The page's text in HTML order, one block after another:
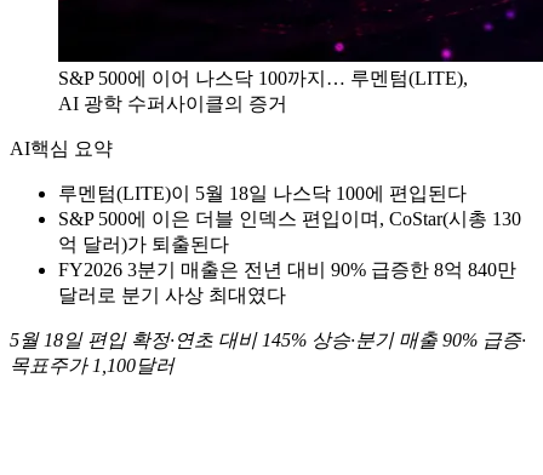
S&P 500에 이어 나스닥 100까지… 루멘텀(LITE),
AI 광학 수퍼사이클의 증거
AI핵심 요약
루멘텀(LITE)이 5월 18일 나스닥 100에 편입된다
S&P 500에 이은 더블 인덱스 편입이며, CoStar(시총 130
억 달러)가 퇴출된다
FY2026 3분기 매출은 전년 대비 90% 급증한 8억 840만
달러로 분기 사상 최대였다
5월 18일 편입 확정·연초 대비 145% 상승·분기 매출 90% 급증·
목표주가 1,100달러